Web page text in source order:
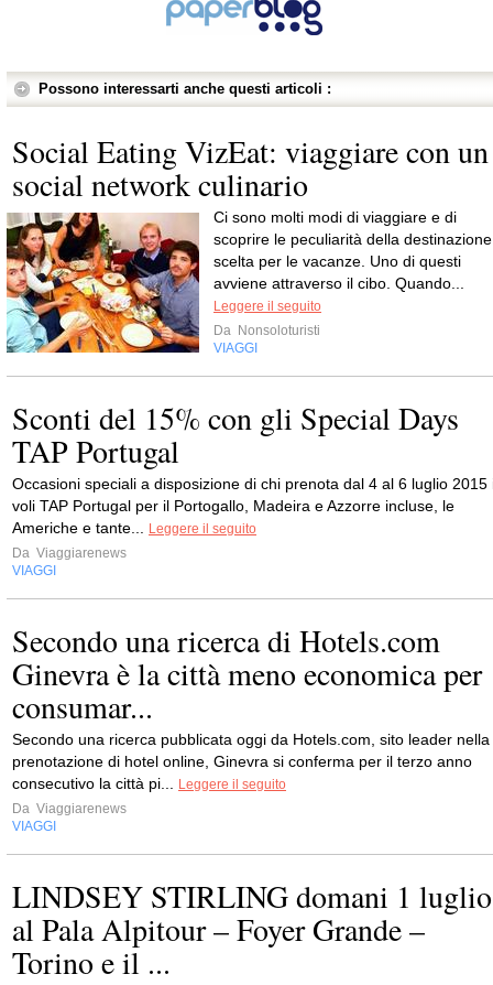
Possono interessarti anche questi articoli :
Social Eating VizEat: viaggiare con un
social network culinario
Ci sono molti modi di viaggiare e di
scoprire le peculiarità della destinazione
scelta per le vacanze. Uno di questi
avviene attraverso il cibo. Quando...
Leggere il seguito
Da Nonsoloturisti
VIAGGI
Sconti del 15% con gli Special Days
TAP Portugal
Occasioni speciali a disposizione di chi prenota dal 4 al 6 luglio 2015
voli TAP Portugal per il Portogallo, Madeira e Azzorre incluse, le
Americhe e tante...
Leggere il seguito
Da Viaggiarenews
VIAGGI
Secondo una ricerca di Hotels.com
Ginevra è la città meno economica per
consumar...
Secondo una ricerca pubblicata oggi da Hotels.com, sito leader nella
prenotazione di hotel online, Ginevra si conferma per il terzo anno
consecutivo la città pi...
Leggere il seguito
Da Viaggiarenews
VIAGGI
LINDSEY STIRLING domani 1 luglio
al Pala Alpitour – Foyer Grande –
Torino e il ...